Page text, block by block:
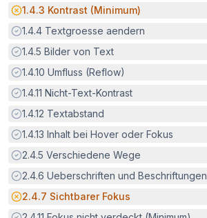
Potenzielle Barriere:
1.4.3 Kontrast (Minimum)
Erfüllt:
1.4.4 Textgroesse aendern
Erfüllt:
1.4.5 Bilder von Text
Erfüllt:
1.4.10 Umfluss (Reflow)
Erfüllt:
1.4.11 Nicht-Text-Kontrast
Erfüllt:
1.4.12 Textabstand
Erfüllt:
1.4.13 Inhalt bei Hover oder Fokus
Erfüllt:
2.4.5 Verschiedene Wege
Erfüllt:
2.4.6 Ueberschriften und Beschriftungen
Potenzielle Barriere:
2.4.7 Sichtbarer Fokus